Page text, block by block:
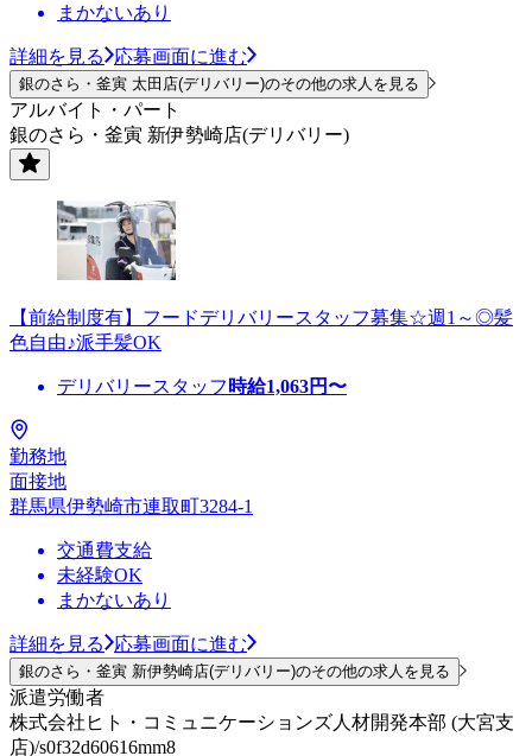
まかないあり
詳細を見る 応募画面に進む
銀のさら・釜寅 太田店(デリバリー)のその他の求人を見る
アルバイト・パート
銀のさら・釜寅 新伊勢崎店(デリバリー)
【前給制度有】フードデリバリースタッフ募集☆週1～◎髪
色自由♪派手髪OK
デリバリースタッフ 時給1,063円〜
勤務地
面接地
群馬県伊勢崎市連取町3284-1
交通費支給
未経験OK
まかないあり
詳細を見る 応募画面に進む
銀のさら・釜寅 新伊勢崎店(デリバリー)のその他の求人を見る
派遣労働者
株式会社ヒト・コミュニケーションズ人材開発本部 (大宮支
店)/s0f32d60616mm8